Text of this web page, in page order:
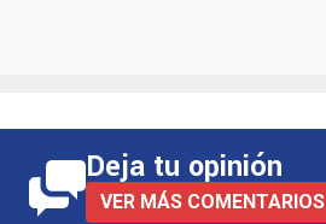
Deja tu opinión
VER MÁS COMENTARIOS